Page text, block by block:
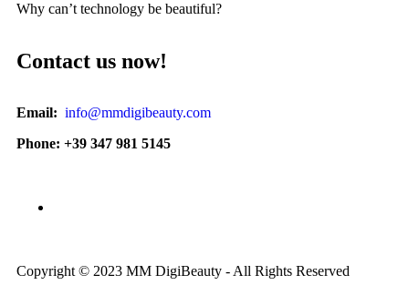
Why can’t technology be beautiful?
Contact us now!
Email: info@mmdigibeauty.com
Phone: +39 347 981 5145
Copyright © 2023 MM DigiBeauty - All Rights Reserved